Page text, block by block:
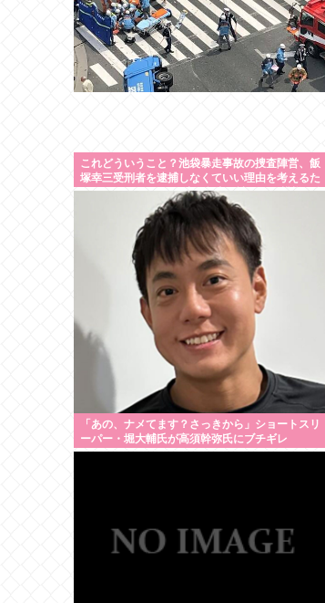
これどういうこと？池袋暴走事故の捜査陣営、飯
塚幸三受刑者を逮捕しなくていい理由を考えるた
めに1000ページもの法解釈書を読んでた模様…自
民議員からも圧力
「あの、ナメてます？さっきから」ショートスリ
ーパー・堀大輔氏が高須幹弥氏にブチギレ